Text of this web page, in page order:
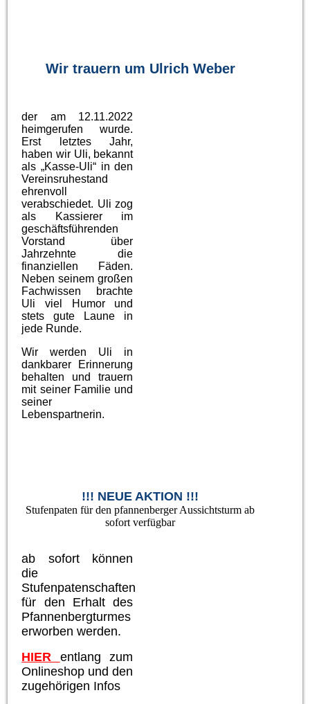
Wir trauern um Ulrich Weber
der am 12.11.2022
heimgerufen wurde.
Erst letztes Jahr,
haben wir Uli, bekannt
als „Kasse-Uli“ in den
Vereinsruhestand
ehrenvoll
verabschiedet. Uli zog
als Kassierer im
geschäftsführenden
Vorstand über
Jahrzehnte die
finanziellen Fäden.
Neben seinem großen
Fachwissen brachte
Uli viel Humor und
stets gute Laune in
jede Runde.
Wir werden Uli in
dankbarer Erinnerung
behalten und trauern
mit seiner Familie und
seiner
Lebenspartnerin.
!!! NEUE AKTION !!!
Stufenpaten für den pfannenberger Aussichtsturm ab
sofort verfügbar
ab sofort können
die
Stufenpatenschaften
für den Erhalt des
Pfannenbergturmes
erworben werden.
HIER entlang zum
Onlineshop und den
zugehörigen Infos